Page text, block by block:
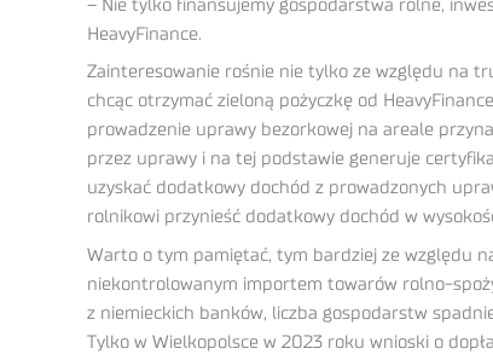
– Nie tylko finansujemy gospodarstwa rolne,
HeavyFinance.
Zainteresowanie rośnie nie tylko ze względu na
chcąc otrzymać zieloną pożyczkę od
prowadzenie uprawy bezorkowej na areale
przez uprawy i na tej podstawie generuje
uzyskać dodatkowy dochód z prowadzonych
rolnikowi przynieść dodatkowy dochód w
Warto o tym pamiętać, tym bardziej ze względu
niekontrolowanym importem towarów rolno-
z niemieckich banków, liczba gospodarstw
Tylko w Wielkopolsce w 2023 roku wnioski o